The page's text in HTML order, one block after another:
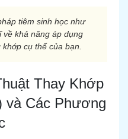
tiêm sinh học như
về khả năng áp dụng
cụ thể của bạn.
Thay Khớp
và Các Phương